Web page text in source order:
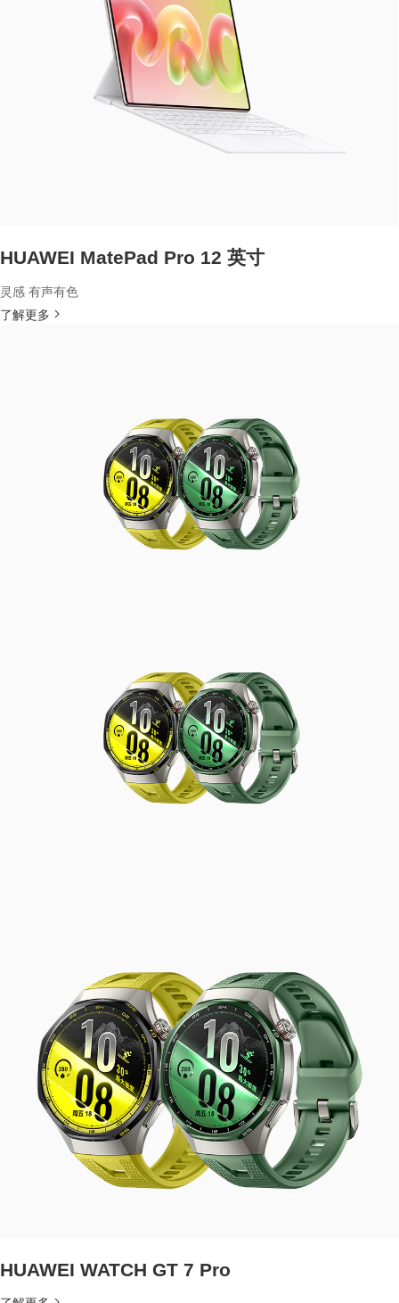
HUAWEI MatePad Pro 12 英寸
灵感 有声有色
了解更多
HUAWEI WATCH GT 7 Pro